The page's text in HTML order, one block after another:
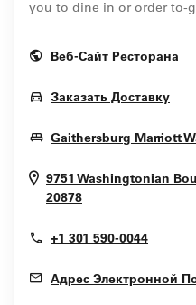
you to dine in or order to-
Веб-Сайт Ресторана
Заказать Доставку
Gaithersburg Marriott
9751 Washingtonian
20878Opens In New
+1 301 590-0044
Адрес Электронной